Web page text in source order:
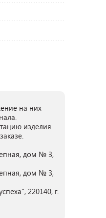
на них
изделия
дом № 3,
дом № 3,
220140, г.